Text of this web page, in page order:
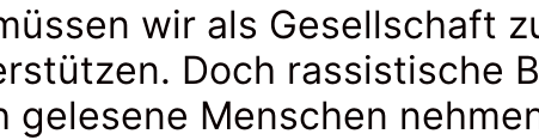
wir als Gesellschaft
Doch rassistische
Menschen